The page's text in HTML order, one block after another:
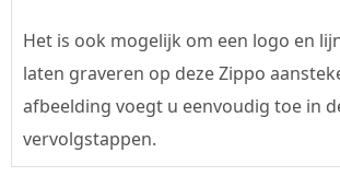
Het is ook mogelijk om een logo en
laten graveren op deze Zippo
afbeelding voegt u eenvoudig toe in
vervolgstappen.